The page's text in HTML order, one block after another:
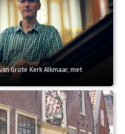
Grote Kerk Alkmaar, met